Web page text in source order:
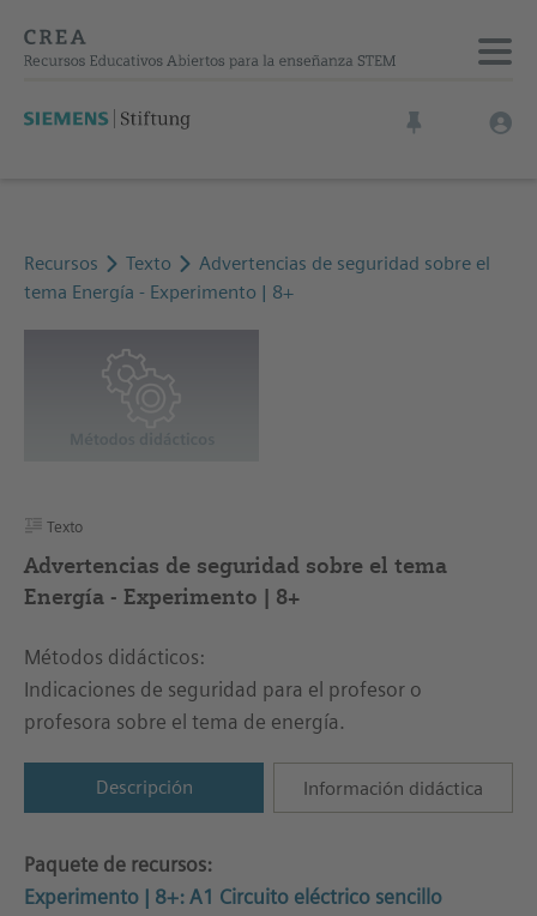
Recursos Texto
Advertencias de seguridad sobre el
tema Energía - Experimento | 8+
Texto
Advertencias de seguridad sobre el tema
Energía - Experimento | 8+
Métodos didácticos:
Indicaciones de seguridad para el profesor o
profesora sobre el tema de energía.
Descripción Información didáctica
Paquete de recursos:
Experimento | 8+: A1 Circuito eléctrico sencillo